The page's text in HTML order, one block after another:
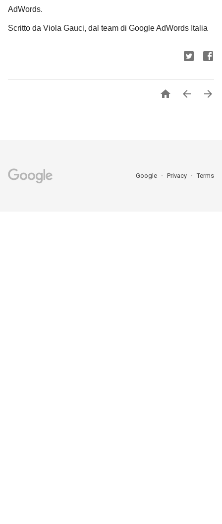
AdWords.
Scritto da Viola Gauci, dal team di Google AdWords Italia
  
Google Privacy Terms